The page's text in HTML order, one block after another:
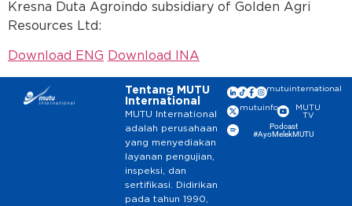
Kresna Duta Agroindo subsidiary of Golden Agri
Resources Ltd:
Download ENG Download INA
Tentang MUTU
International
MUTU International
adalah perusahaan
yang menyediakan
layanan pengujian,
inspeksi, dan
sertifikasi. Didirikan
pada tahun 1990,
mutuinternational
mutuinfo
MUTU
TV
Podcast
#AyoMelekMUTU